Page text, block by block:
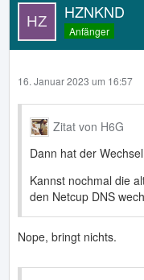
HZNKND
Anfänger
16. Januar 2023 um 16:57
Zitat von H6G
Dann hat der
Kannst nochmal die
den Netcup DNS
Nope, bringt nichts.